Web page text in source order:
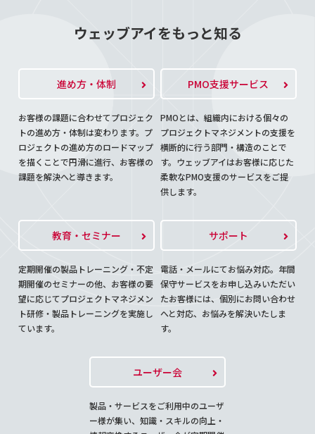
ウェッブアイをもっと知る
進め方・体制
お客様の課題に合わせてプロジェク
トの進め方・体制は変わります。プ
ロジェクトの進め方のロードマップ
を描くことで円滑に進行、お客様の
課題を解決へと導きます。
PMO支援サービス
PMOとは、組織内における個々の
プロジェクトマネジメントの支援を
横断的に行う部門・構造のことで
す。ウェッブアイはお客様に応じた
柔軟なPMO支援のサービスをご提
供します。
教育・セミナー
定期開催の製品トレーニング・不定
期開催のセミナーの他、お客様の要
望に応じてプロジェクトマネジメン
ト研修・製品トレーニングを実施し
ています。
サポート
電話・メールにてお悩み対応。年間
保守サービスをお申し込みいただい
たお客様には、個別にお問い合わせ
へと対応、お悩みを解決いたしま
す。
ユーザー会
製品・サービスをご利用中のユーザ
ー様が集い、知識・スキルの向上・